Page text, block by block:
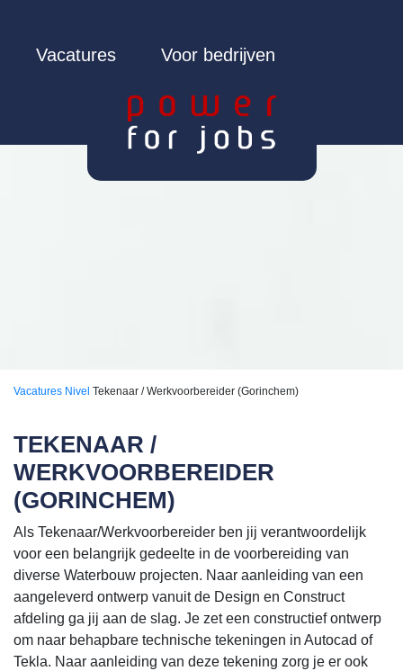
Vacatures Voor bedrijven
Vacatures Nivel Tekenaar / Werkvoorbereider (Gorinchem)
TEKENAAR /
WERKVOORBEREIDER
(GORINCHEM)
Als Tekenaar/Werkvoorbereider ben jij verantwoordelijk
voor een belangrijk gedeelte in de voorbereiding van
diverse Waterbouw projecten. Naar aanleiding van een
aangeleverd ontwerp vanuit de Design en Construct
afdeling ga jij aan de slag. Je zet een constructief ontwerp
om naar behapbare technische tekeningen in Autocad of
Tekla. Naar aanleiding van deze tekening zorg je er ook